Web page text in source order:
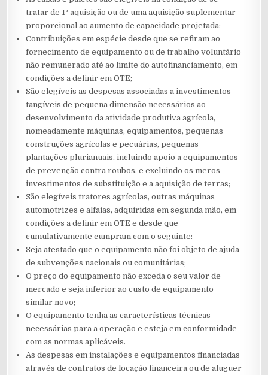
tratar de 1ª aquisição ou de uma aquisição suplementar
proporcional ao aumento de capacidade projetada;
Contribuições em espécie desde que se refiram ao
fornecimento de equipamento ou de trabalho voluntário
não remunerado até ao limite do autofinanciamento, em
condições a definir em OTE;
São elegíveis as despesas associadas a investimentos
tangíveis de pequena dimensão necessários ao
desenvolvimento da atividade produtiva agrícola,
nomeadamente máquinas, equipamentos, pequenas
construções agrícolas e pecuárias, pequenas
plantações plurianuais, incluindo apoio a equipamentos
de prevenção contra roubos, e excluindo os meros
investimentos de substituição e a aquisição de terras;
São elegíveis tratores agrícolas, outras máquinas
automotrizes e alfaias, adquiridas em segunda mão, em
condições a definir em OTE e desde que
cumulativamente cumpram com o seguinte:
Seja atestado que o equipamento não foi objeto de ajuda
de subvenções nacionais ou comunitárias;
O preço do equipamento não exceda o seu valor de
mercado e seja inferior ao custo de equipamento
similar novo;
O equipamento tenha as características técnicas
necessárias para a operação e esteja em conformidade
com as normas aplicáveis.
As despesas em instalações e equipamentos financiadas
através de contratos de locação financeira ou de aluguer